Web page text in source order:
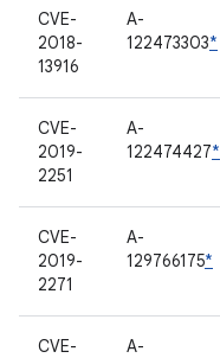
CVE-
2018-
13916
A-
122473303*
CVE-
2019-
2251
A-
122474427*
CVE-
2019-
2271
A-
129766175*
CVE-
A-